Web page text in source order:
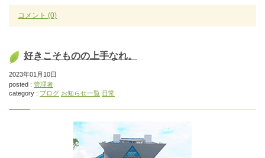
コメント (0)
好きこそものの上手なれ。
2023年01月10日
posted : 管理者
category : ブログ お知らせ一覧 日常